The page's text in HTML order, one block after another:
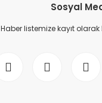
Sosyal
Haber listemize kayıt